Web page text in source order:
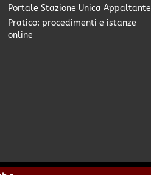
Portale Stazione Unica Appaltante
Pratico: procedimenti e istanze
online